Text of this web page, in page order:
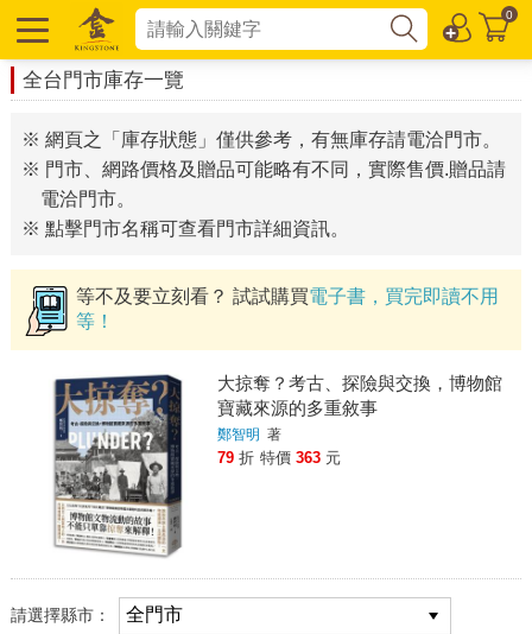
0
全台門市庫存一覽
※ 網頁之「庫存狀態」僅供參考，有無庫存請電洽門市。
※ 門市、網路價格及贈品可能略有不同，實際售價.贈品請
電洽門市。
※ 點擊門市名稱可查看門市詳細資訊。
等不及要立刻看？ 試試購買電子書，買完即讀不用
等！
大掠奪？考古、探險與交換，博物館
寶藏來源的多重敘事
鄭智明 著
79 折 特價 363 元
請選擇縣市：